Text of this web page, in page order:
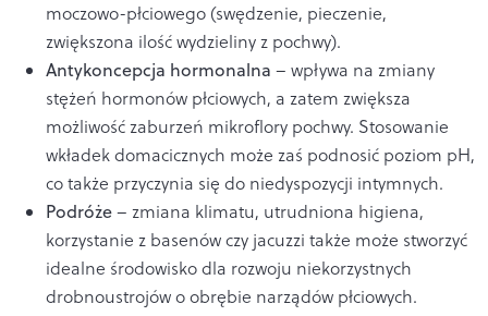
moczowo-płciowego (swędzenie, pieczenie,
zwiększona ilość wydzieliny z pochwy).
Antykoncepcja hormonalna – wpływa na zmiany
stężeń hormonów płciowych, a zatem zwiększa
możliwość zaburzeń mikroflory pochwy. Stosowanie
wkładek domacicznych może zaś podnosić poziom pH,
co także przyczynia się do niedyspozycji intymnych.
Podróże– zmiana klimatu, utrudniona higiena,
korzystanie z basenów czy jacuzzi także może stworzyć
idealne środowisko dla rozwoju niekorzystnych
drobnoustrojów o obrębie narządów płciowych.